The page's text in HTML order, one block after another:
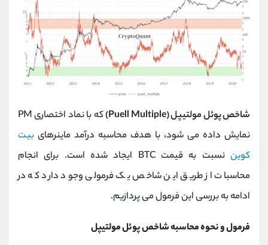
شاخص پوئل مولتیپل (Puell Multiple)
که با نماد اختصاری PM
نمایش داده می شود، با هدف محاسبه درآمد ماینرهای بیت
کوین
نسبت به قیمت BTC ایجاد شده است. برای انجام
محاسبات از طریق این شاخص یک فرمولی وجود دارد که در
ادامه به بررسی این فرمول می پردازیم.
فرمول و نحوه محاسبه شاخص پوئل مولتیپل